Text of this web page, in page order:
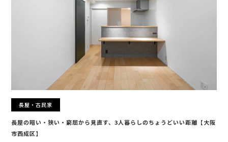
長屋・古民家
長屋の暗い・狭い・窮屈から見直す、3人暮らしのちょうどいい距離【大阪
市西成区】